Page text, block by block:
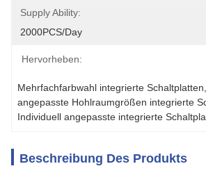
Supply Ability:
2000PCS/Day
Hervorheben:
Mehrfachfarbwahl integrierte Schaltplatten
angepasste Hohlraumgrößen integrierte
Individuell angepasste integrierte
Beschreibung Des Produkts